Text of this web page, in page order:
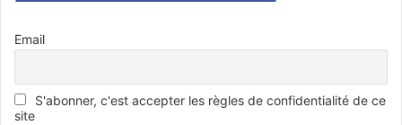
Email
S'abonner, c'est accepter les règles de confidentialité de ce
site